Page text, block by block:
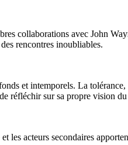
collaborations avec John
rencontres inoubliables.
et intemporels. La
réfléchir sur sa propre vision
acteurs secondaires